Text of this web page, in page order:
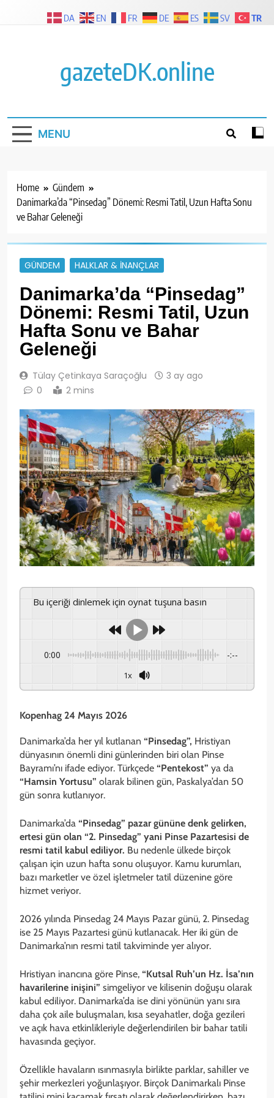
gazeteDK.online
MENU
Home
Gündem
Danimarka’da “Pinsedag” Dönemi: Resmi Tatil, Uzun Hafta Sonu
ve Bahar Geleneği
GÜNDEM HALKLAR & İNANÇLAR
Danimarka’da “Pinsedag”
Dönemi: Resmi Tatil, Uzun
Hafta Sonu ve Bahar
Geleneği
Tülay Çetinkaya Saraçoğlu
3 ay ago
0
2 mins
Bu içeriği dinlemek için oynat tuşuna basın
0:00 -:--
1x
Kopenhag 24 Mayıs 2026
Danimarka’da her yıl kutlanan “Pinsedag”, Hristiyan
dünyasının önemli dini günlerinden biri olan Pinse
Bayramı’nı ifade ediyor. Türkçede “Pentekost” ya da
“Hamsin Yortusu” olarak bilinen gün, Paskalya’dan 50
gün sonra kutlanıyor.
Danimarka’da “Pinsedag” pazar gününe denk gelirken,
ertesi gün olan “2. Pinsedag” yani Pinse Pazartesisi de
resmi tatil kabul ediliyor. Bu nedenle ülkede birçok
çalışan için uzun hafta sonu oluşuyor. Kamu kurumları,
bazı marketler ve özel işletmeler tatil düzenine göre
hizmet veriyor.
2026 yılında Pinsedag 24 Mayıs Pazar günü, 2. Pinsedag
ise 25 Mayıs Pazartesi günü kutlanacak. Her iki gün de
Danimarka’nın resmi tatil takviminde yer alıyor.
Hristiyan inancına göre Pinse, “Kutsal Ruh’un Hz. İsa’nın
havarilerine inişini” simgeliyor ve kilisenin doğuşu olarak
kabul ediliyor. Danimarka’da ise dini yönünün yanı sıra
daha çok aile buluşmaları, kısa seyahatler, doğa gezileri
ve açık hava etkinlikleriyle değerlendirilen bir bahar tatili
havasında geçiyor.
Özellikle havaların ısınmasıyla birlikte parklar, sahiller ve
şehir merkezleri yoğunlaşıyor. Birçok Danimarkalı Pinse
DA EN FR DE ES SV TR